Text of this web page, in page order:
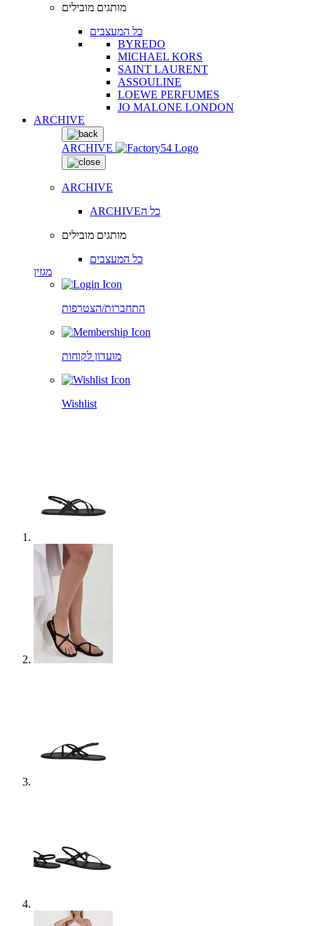
מותגים מובילים
כל המעצבים
BYREDO
MICHAEL KORS
SAINT LAURENT
ASSOULINE
LOEWE PERFUMES
JO MALONE LONDON
ARCHIVE
ARCHIVE
ARCHIVE
ARCHIVEכל ה
מותגים מובילים
כל המעצבים
מגזין
התחברות/הצטרפות
מועדון לקוחות
Wishlist